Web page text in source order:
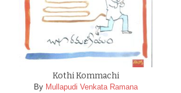
Kothi Kommachi
By Mullapudi Venkata Ramana